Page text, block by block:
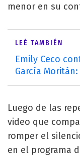
menor en su
LEÉ TAMBIÉN
Emily Ceco
García
Luego de las
video que
romper el
en el programa